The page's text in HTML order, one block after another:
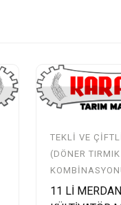
TEKLI VE
(DÖNER TIRMIK
11 Lİ